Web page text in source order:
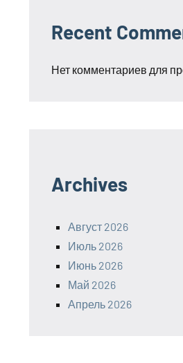
Recent
Нет комментариев для
Archives
Август 2026
Июль 2026
Июнь 2026
Май 2026
Апрель 2026